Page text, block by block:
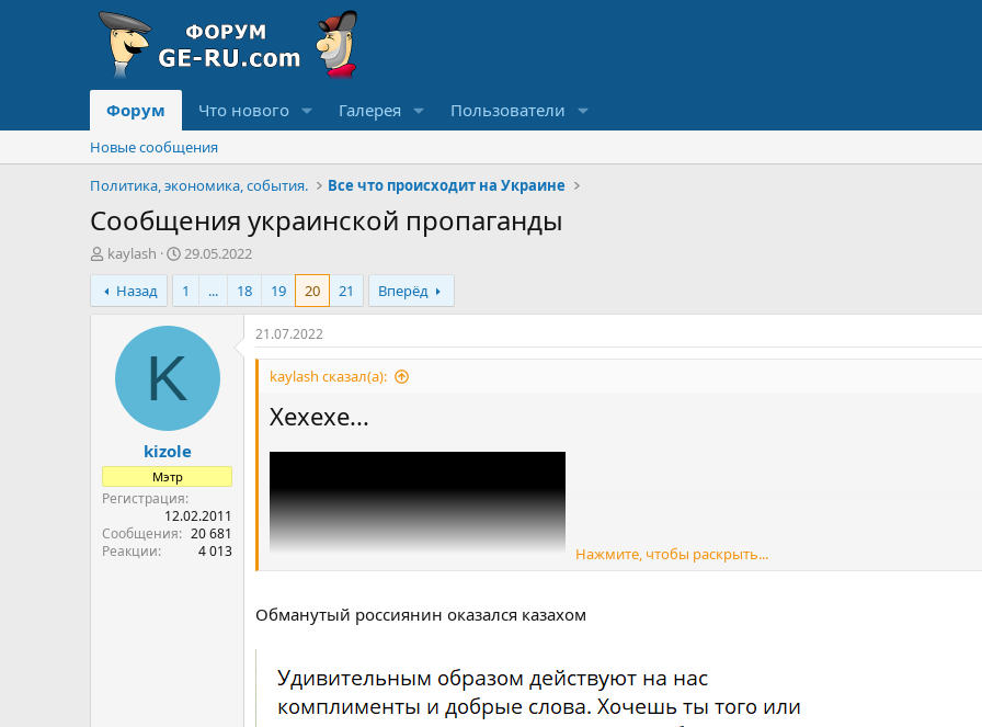
Форум Что нового Галерея Пользователи
Новые сообщения
Политика, экономика, события.
Все что происходит на Украине
Сообщения украинской пропаганды
А
в
т
о
м
kaylash
Д
а
т
а
н
а
а
29.05.2022
Назад
1 ... 18 19 20 21 Вперёд
K
kizole
Мэтр
Регистрация
12.02.2011
Сообщения
20 681
Реакции
4 013
21.07.2022
kaylash сказал(а):
Хехехе...
Нажмите, чтобы раскрыть...
Обманутый россиянин оказался казахом